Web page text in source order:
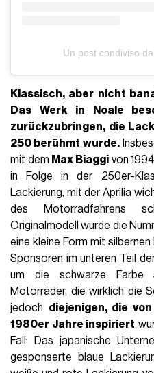
Un post condiviso
Klassisch, aber nicht
Das Werk in Noale
zurückzubringen, die
250 berühmt wurde.
mit dem Max Biaggi von
in Folge in der 250er-
Lackierung, mit der Aprilia
des Motorradfahrens
Originalmodell wurde die
eine kleine Form mit
Sponsoren im unteren Teil
um die schwarze Farbe
Motorräder, die wirklich die
jedoch diejenigen, die
1980er Jahre inspiriert
Fall: Das japanische
gesponserte blaue